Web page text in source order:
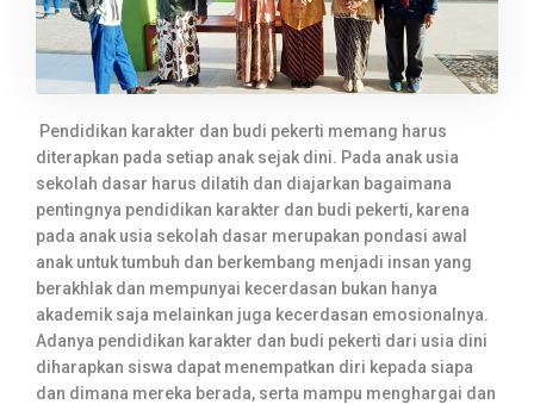
Pendidikan karakter dan budi pekerti memang harus
diterapkan pada setiap anak sejak dini. Pada anak usia
sekolah dasar harus dilatih dan diajarkan bagaimana
pentingnya pendidikan karakter dan budi pekerti, karena
pada anak usia sekolah dasar merupakan pondasi awal
anak untuk tumbuh dan berkembang menjadi insan yang
berakhlak dan mempunyai kecerdasan bukan hanya
akademik saja melainkan juga kecerdasan emosionalnya.
Adanya pendidikan karakter dan budi pekerti dari usia dini
diharapkan siswa dapat menempatkan diri kepada siapa
dan dimana mereka berada, serta mampu menghargai dan